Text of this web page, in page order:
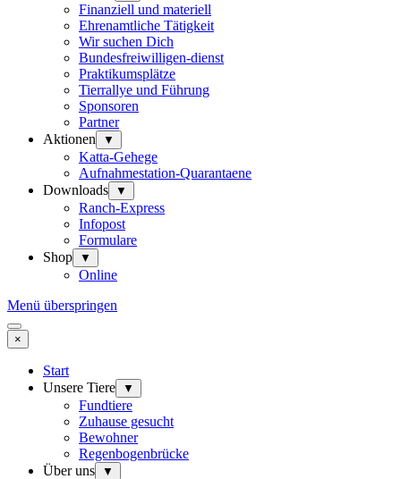
Finanziell und materiell
Ehrenamtliche Tätigkeit
Wir suchen Dich
Bundesfreiwilligen-dienst
Praktikumsplätze
Tierrallye und Führung
Sponsoren
Partner
Aktionen
▼
Katta-Gehege
Aufnahmestation-Quarantaene
Downloads
▼
Ranch-Express
Infopost
Formulare
Shop
▼
Online
Menü überspringen
×
Start
Unsere Tiere
▼
Fundtiere
Zuhause gesucht
Bewohner
Regenbogenbrücke
Über uns
▼